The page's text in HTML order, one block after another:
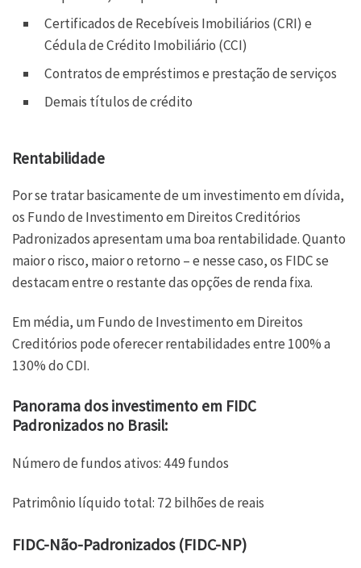
Certificados de Recebíveis Imobiliários (CRI) e
Cédula de Crédito Imobiliário (CCI)
Contratos de empréstimos e prestação de serviços
Demais títulos de crédito
Rentabilidade
Por se tratar basicamente de um investimento em dívida,
os Fundo de Investimento em Direitos Creditórios
Padronizados apresentam uma boa rentabilidade. Quanto
maior o risco, maior o retorno – e nesse caso, os FIDC se
destacam entre o restante das opções de renda fixa.
Em média, um Fundo de Investimento em Direitos
Creditórios pode oferecer rentabilidades entre 100% a
130% do CDI.
Panorama dos investimento em FIDC
Padronizados no Brasil:
Número de fundos ativos: 449 fundos
Patrimônio líquido total: 72 bilhões de reais
FIDC-Não-Padronizados (FIDC-NP)